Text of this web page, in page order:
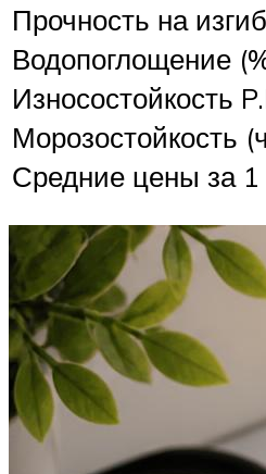
Прочность на
Водопоглощение
Износостойкость
Морозостойкость
Средние цены за 1